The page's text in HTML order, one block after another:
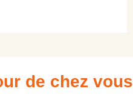
de chez vous